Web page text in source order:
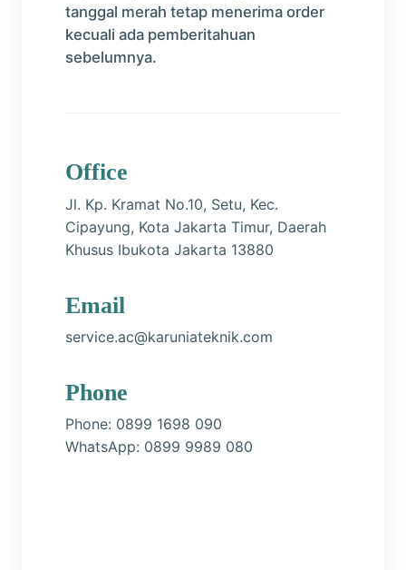
tanggal merah tetap menerima order
kecuali ada pemberitahuan
sebelumnya.
Office
Jl. Kp. Kramat No.10, Setu, Kec.
Cipayung, Kota Jakarta Timur, Daerah
Khusus Ibukota Jakarta 13880
Email
service.ac@karuniateknik.com
Phone
Phone: 0899 1698 090
WhatsApp: 0899 9989 080